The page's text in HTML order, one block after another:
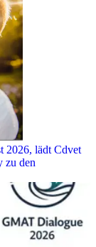
2026, lädt Cdvet
zu den